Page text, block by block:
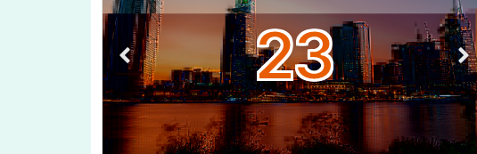
23